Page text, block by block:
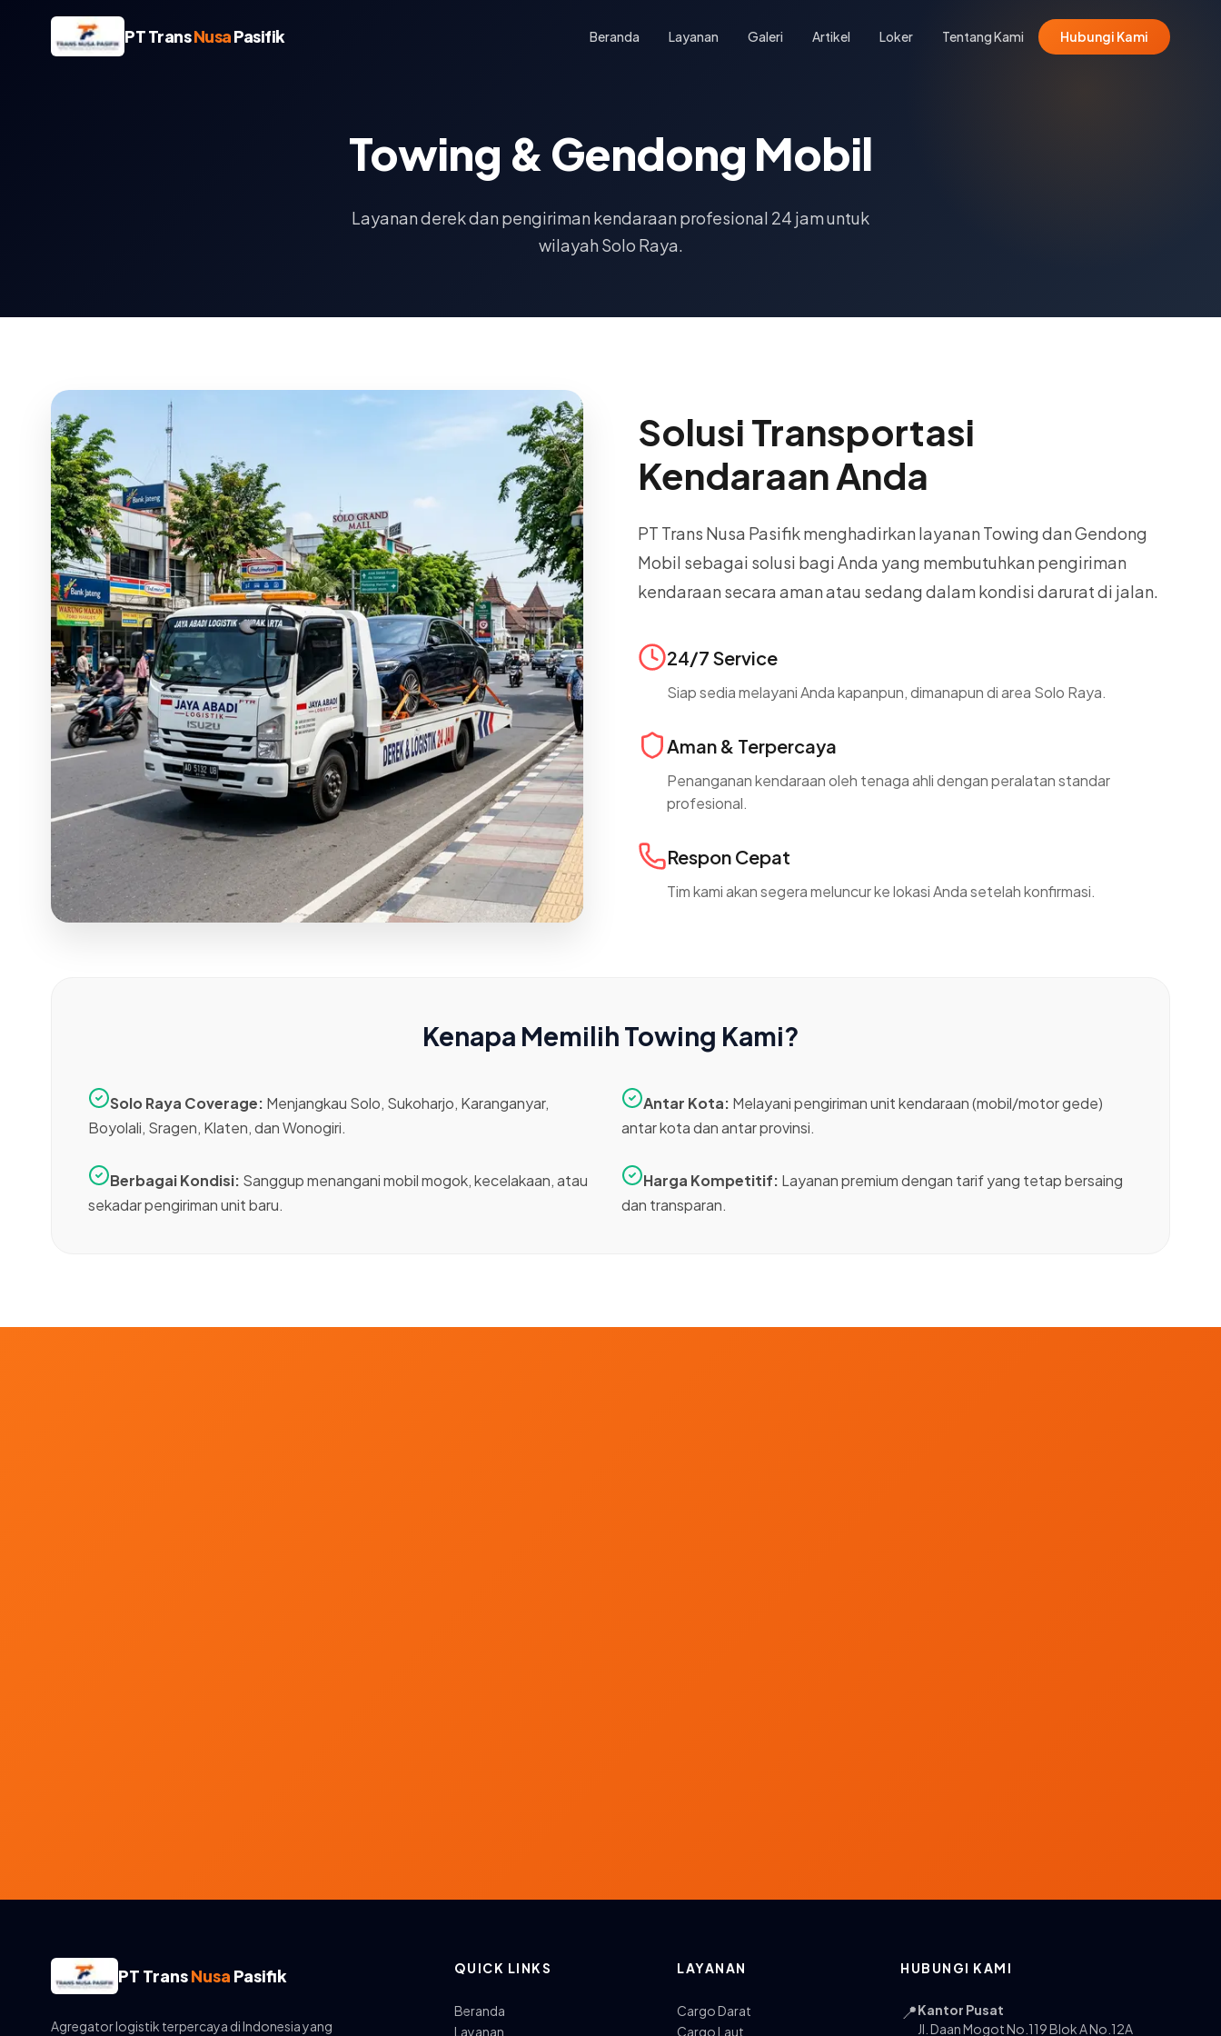
PT TransNusaPasifik Beranda Layanan Galeri Artikel Loker Tentang Kami Hubungi Kami
Towing & Gendong Mobil
Layanan derek dan pengiriman kendaraan profesional 24 jam untuk
wilayah Solo Raya.
Solusi Transportasi
Kendaraan Anda
PT Trans Nusa Pasifik menghadirkan layanan Towing dan Gendong
Mobil sebagai solusi bagi Anda yang membutuhkan pengiriman
kendaraan secara aman atau sedang dalam kondisi darurat di jalan.
24/7 Service
Siap sedia melayani Anda kapanpun, dimanapun di area Solo Raya.
Aman & Terpercaya
Penanganan kendaraan oleh tenaga ahli dengan peralatan standar
profesional.
Respon Cepat
Tim kami akan segera meluncur ke lokasi Anda setelah konfirmasi.
Kenapa Memilih Towing Kami?
Solo Raya Coverage: Menjangkau Solo, Sukoharjo, Karanganyar,
Boyolali, Sragen, Klaten, dan Wonogiri.
Antar Kota: Melayani pengiriman unit kendaraan (mobil/motor gede)
antar kota dan antar provinsi.
Berbagai Kondisi: Sanggup menangani mobil mogok, kecelakaan, atau
sekadar pengiriman unit baru.
Harga Kompetitif: Layanan premium dengan tarif yang tetap bersaing
dan transparan.
PT TransNusa Pasifik
Agregator logistik terpercaya di Indonesia yang
QUICK LINKS
Beranda
Layanan
LAYANAN
Cargo Darat
Cargo Laut
HUBUNGI KAMI
📍Kantor Pusat
Jl. Daan Mogot No.119 Blok A No.12A